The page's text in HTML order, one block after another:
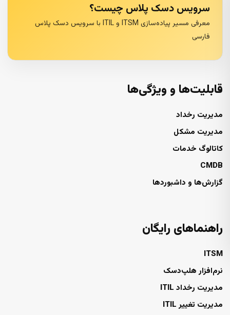
سرویس دسک پلاس چیست؟
معرفی مسیر پیاده‌سازی ITSM و ITIL با سرویس دسک پلاس
فارسی
قابلیت‌ها و ویژگی‌ها
مدیریت رخداد
مدیریت مشکل
کاتالوگ خدمات
CMDB
گزارش‌ها و داشبوردها
راهنماهای رایگان
ITSM
نرم‌افزار هلپ‌دسک
مدیریت رخداد ITIL
مدیریت تغییر ITIL